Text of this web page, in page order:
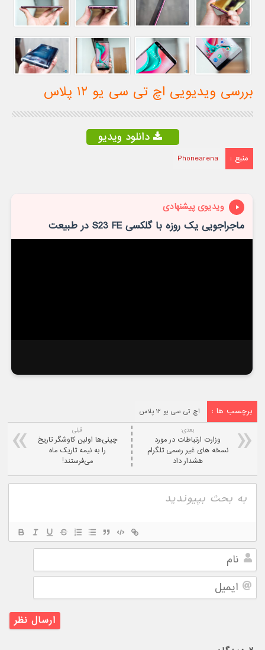
بررسی ویدیویی اچ تی سی یو ۱۲ پلاس
دانلود ویدیو
منبع : Phonearena
ویدیوی پیشنهادی
ماجراجویی یک روزه با گلکسی S23 FE در طبیعت
برچسب ها : اچ تی سی یو ۱۲ پلاس
قبلی
چینی‌ها اولین کاوشگر تاریخ
را به نیمه تاریک ماه
می‌فرستند!
بعدی:
وزارت ارتباطات در مورد
نسخه های غیر رسمی تلگرام
هشدار داد
ایمیل